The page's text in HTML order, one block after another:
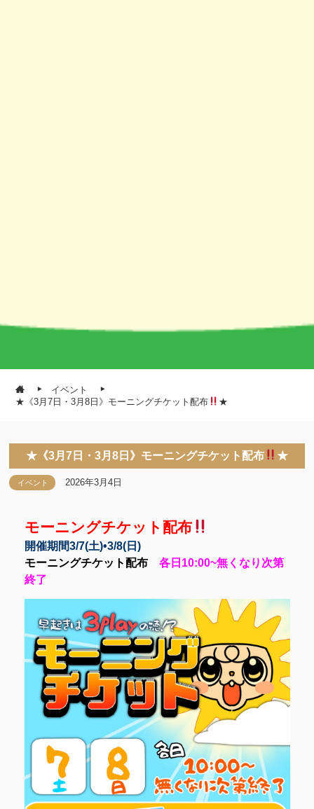
イベント
★《3月7日・3月8日》モーニングチケット配布
★
★《3月7日・3月8日》モーニングチケット配布 ★
イベント 2026年3月4日
モーニングチケット配布
開催期間3/7(土)•3/8(日)
モーニングチケット配布 各日10:00~無くなり次第
終了